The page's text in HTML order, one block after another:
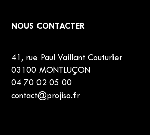
NOUS CONTACTER
41, rue Paul Vaillant Couturier
03100 MONTLUÇON
04 70 02 05 00
contact@projiso.fr